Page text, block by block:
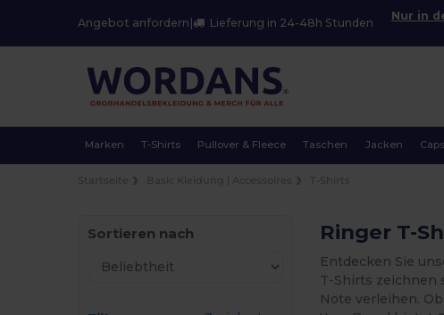
Angebot anfordern Lieferung in 24-48h Stunden
Nur in
Marken T-Shirts Pullover & Fleece Taschen Jacken
Sortieren nach Ringer T-
Entdecken Sie
T-Shirts zeichnen
Note verleihen.